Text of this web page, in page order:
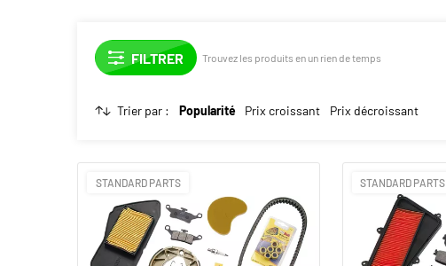
Trouvez les produits en un rien de temps
Trier par : Popularité Prix croissant Prix décroissant
STANDARD PARTS STANDARD PARTS